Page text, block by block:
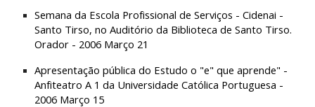
Semana da Escola Profissional de Serviços - Cidenai -
Santo Tirso, no Auditório da Biblioteca de Santo Tirso.
Orador - 2006 Março 21
Apresentação pública do Estudo o "e" que aprende" -
Anfiteatro A 1 da Universidade Católica Portuguesa -
2006 Março 15